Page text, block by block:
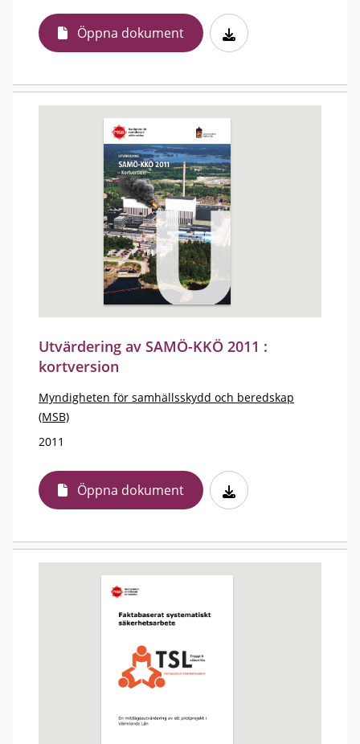
Öppna dokument
Utvärdering av SAMÖ-KKÖ 2011 :
kortversion
Myndigheten för samhällsskydd och beredskap
(MSB)
2011
Öppna dokument